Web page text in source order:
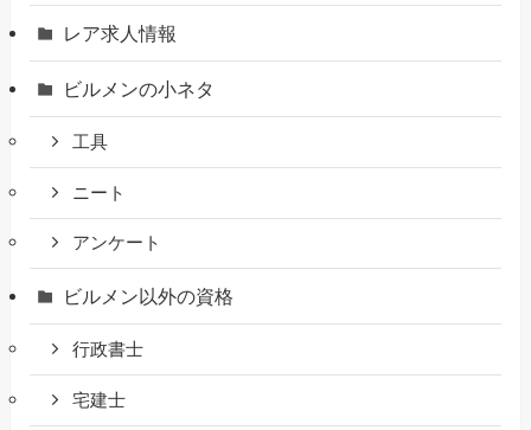
レア求人情報
ビルメンの小ネタ
工具
ニート
アンケート
ビルメン以外の資格
行政書士
宅建士